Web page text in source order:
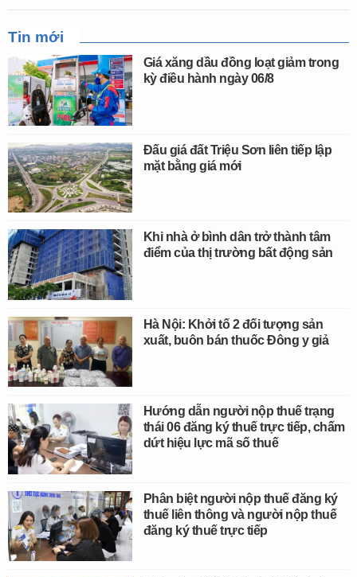
Tin mới
Giá xăng dầu đồng loạt giảm trong
kỳ điều hành ngày 06/8
Đấu giá đất Triệu Sơn liên tiếp lập
mặt bằng giá mới
Khi nhà ở bình dân trở thành tâm
điểm của thị trường bất động sản
Hà Nội: Khởi tố 2 đối tượng sản
xuất, buôn bán thuốc Đông y giả
Hướng dẫn người nộp thuế trạng
thái 06 đăng ký thuế trực tiếp, chấm
dứt hiệu lực mã số thuế
Phân biệt người nộp thuế đăng ký
thuế liên thông và người nộp thuế
đăng ký thuế trực tiếp